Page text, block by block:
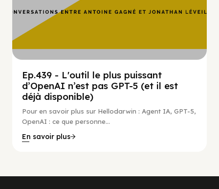
Ep.439 - L'outil le plus puissant
d’OpenAI n’est pas GPT-5 (et il est
déjà disponible)
Pour en savoir plus sur Hellodarwin : Agent IA, GPT-5,
OpenAI : ce que personne...
En savoir plus